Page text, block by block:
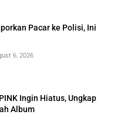
Pacar ke Polisi, Ini
6, 2026
Ingin Hiatus, Ungkap
Album